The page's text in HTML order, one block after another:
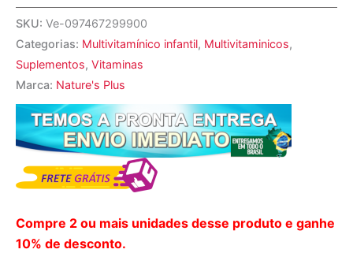
SKU: Ve-097467299900
Categorias: Multivitamínico infantil, Multivitaminicos,
Suplementos, Vitaminas
Marca: Nature's Plus
Compre 2 ou mais unidades desse produto e ganhe
10% de desconto.